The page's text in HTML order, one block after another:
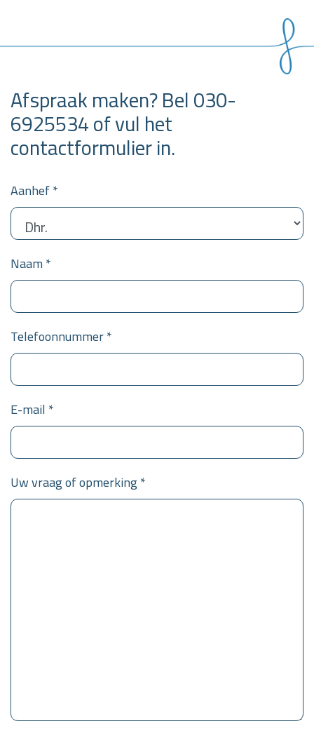
Afspraak maken? Bel 030-
6925534 of vul het
contactformulier in.
Aanhef *
Naam *
Telefoonnummer *
E-mail *
Uw vraag of opmerking *